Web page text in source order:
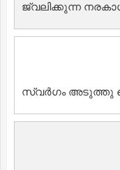
ജ്വലിക്കുന്ന
സ്വര്‍ഗം അടുത്തു